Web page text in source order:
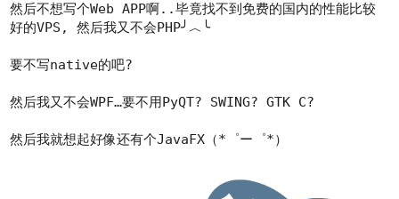
然后不想写个Web APP啊..毕竟找不到免费的国内的性能比较
好的VPS, 然后我又不会PHP╯︿╰
要不写native的吧?
然后我又不会WPF…要不用PyQT? SWING? GTK C?
然后我就想起好像还有个JavaFX（*゜ー゜*）